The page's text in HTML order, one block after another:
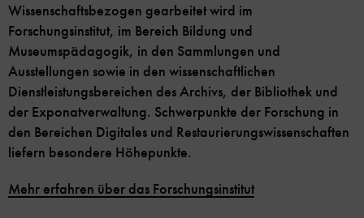
Wissenschaftsbezogen gearbeitet wird im
Forschungsinstitut, im Bereich Bildung und
Museumspädagogik, in den Sammlungen und
Ausstellungen sowie in den wissenschaftlichen
Dienstleistungsbereichen des Archivs, der Bibliothek und
der Exponatverwaltung. Schwerpunkte der Forschung in
den Bereichen Digitales und Restaurierungswissenschaften
liefern besondere Höhepunkte.
Mehr erfahren über das Forschungsinstitut